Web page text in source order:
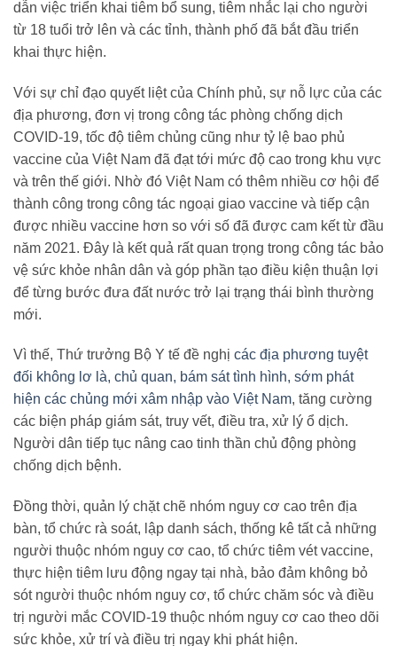
dẫn việc triển khai tiêm bổ sung, tiêm nhắc lại cho người
từ 18 tuổi trở lên và các tỉnh, thành phố đã bắt đầu triển
khai thực hiện.
Với sự chỉ đạo quyết liệt của Chính phủ, sự nỗ lực của các
địa phương, đơn vị trong công tác phòng chống dịch
COVID-19, tốc độ tiêm chủng cũng như tỷ lệ bao phủ
vaccine của Việt Nam đã đạt tới mức độ cao trong khu vực
và trên thế giới. Nhờ đó Việt Nam có thêm nhiều cơ hội để
thành công trong công tác ngoại giao vaccine và tiếp cận
được nhiều vaccine hơn so với số đã được cam kết từ đầu
năm 2021. Đây là kết quả rất quan trọng trong công tác bảo
vệ sức khỏe nhân dân và góp phần tạo điều kiện thuận lợi
để từng bước đưa đất nước trở lại trạng thái bình thường
mới.
Vì thế, Thứ trưởng Bộ Y tế đề nghị các địa phương tuyệt
đối không lơ là, chủ quan, bám sát tình hình, sớm phát
hiện các chủng mới xâm nhập vào Việt Nam, tăng cường
các biện pháp giám sát, truy vết, điều tra, xử lý ổ dịch.
Người dân tiếp tục nâng cao tinh thần chủ động phòng
chống dịch bệnh.
Đồng thời, quản lý chặt chẽ nhóm nguy cơ cao trên địa
bàn, tổ chức rà soát, lập danh sách, thống kê tất cả những
người thuộc nhóm nguy cơ cao, tổ chức tiêm vét vaccine,
thực hiện tiêm lưu động ngay tại nhà, bảo đảm không bỏ
sót người thuộc nhóm nguy cơ, tổ chức chăm sóc và điều
trị người mắc COVID-19 thuộc nhóm nguy cơ cao theo dõi
sức khỏe, xử trí và điều trị ngay khi phát hiện.